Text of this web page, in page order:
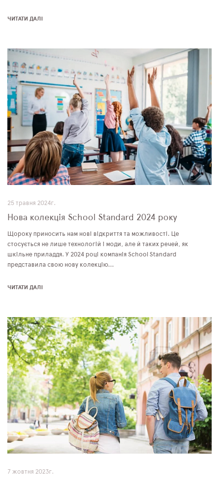
ЧИТАТИ ДАЛІ
25 травня 2024г.
Нова колекція School Standard 2024 року
Щороку приносить нам нові відкриття та можливості. Це
стосується не лише технологій і моди, але й таких речей, як
шкільне приладдя. У 2024 році компанія School Standard
представила свою нову колекцію...
ЧИТАТИ ДАЛІ
7 жовтня 2023г.